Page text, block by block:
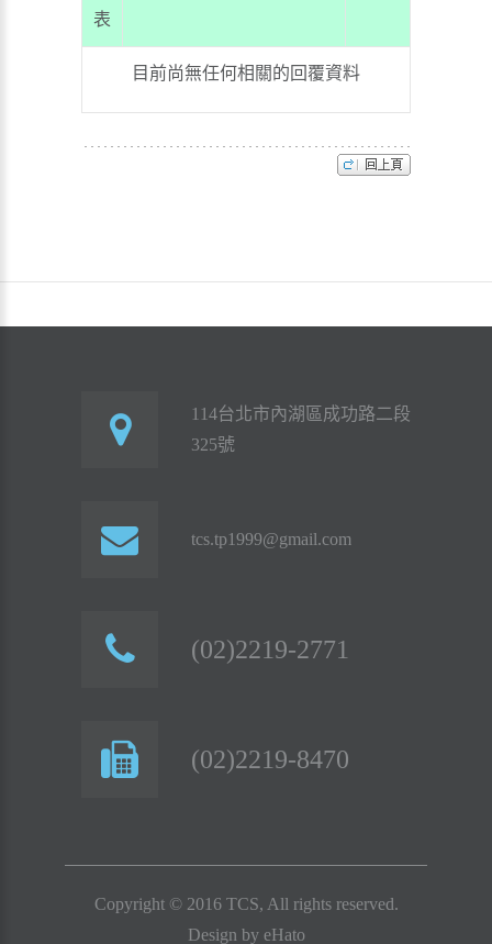
表
目前尚無任何相關的回覆資料
114台北市內湖區成功路二段
325號
tcs.tp1999@gmail.com
(02)2219-2771
(02)2219-8470
Copyright © 2016 TCS, All rights reserved.
Design by eHato